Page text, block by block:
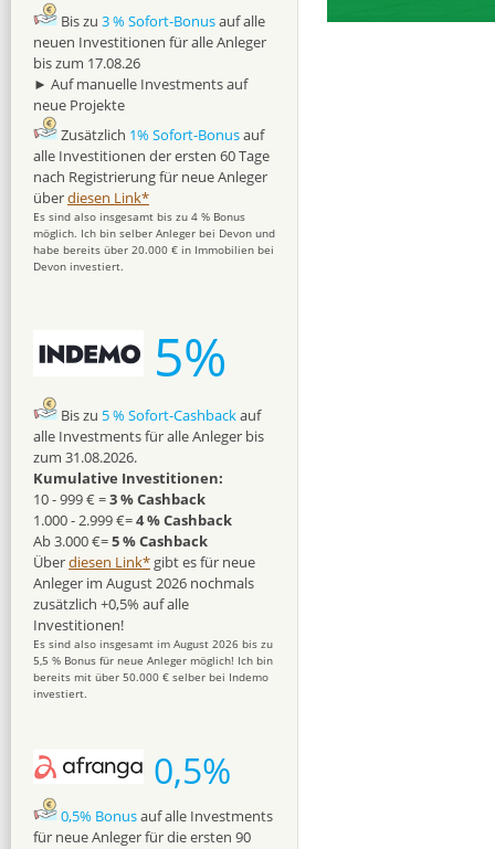
Bis zu 3 % Sofort-Bonusauf alle
neuen Investitionen für alle Anleger
bis zum 17.08.26
► Auf manuelle Investments auf
neue Projekte
Zusätzlich 1% Sofort-Bonusauf
alle Investitionen der ersten 60 Tage
nach Registrierung für neue Anleger
überdiesen Link*
Es sind also insgesamt bis zu 4 % Bonus
möglich. Ich bin selber Anleger bei Devon und
habe bereits über 20.000 € in Immobilien bei
Devon investiert.
5%
Bis zu 5 % Sofort-Cashbackauf
alle Investments für alle Anleger bis
zum 31.08.2026.
Kumulative Investitionen:
10 - 999 € =3 % Cashback
1.000 - 2.999 €=4 % Cashback
Ab 3.000 €=5 % Cashback
Überdiesen Link* gibt es für neue
Anleger im August 2026 nochmals
zusätzlich +0,5% auf alle
Investitionen!
Es sind also insgesamt im August 2026 bis zu
5,5 % Bonus für neue Anleger möglich! Ich bin
bereits mit über 50.000 € selber bei Indemo
investiert.
0,5%
0,5% Bonusauf alle Investments
für neue Anleger für die ersten 90